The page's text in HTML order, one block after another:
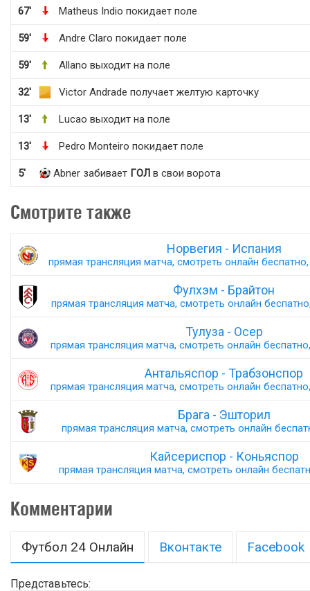
67' Matheus Indio покидает поле
59' Andre Claro покидает поле
59' Allano выходит на поле
32' Victor Andrade получает желтую карточку
13' Lucao выходит на поле
13' Pedro Monteiro покидает поле
5' Abner забивает ГОЛ в свои ворота
Смотрите также
Норвегия - Испания
прямая трансляция матча, смотреть онлайн
Фулхэм - Брайтон
прямая трансляция матча, смотреть онлайн
Тулуза - Осер
прямая трансляция матча, смотреть онлайн
Антальяспор - Трабзонспор
прямая трансляция матча, смотреть онлайн
Брага - Эшторил
прямая трансляция матча, смотреть онлайн
Кайсериспор - Коньяспор
прямая трансляция матча, смотреть онлайн
Комментарии
Футбол 24 Онлайн Вконтакте Facebook
Представьтесь: